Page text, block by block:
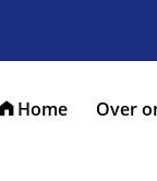
Home Over